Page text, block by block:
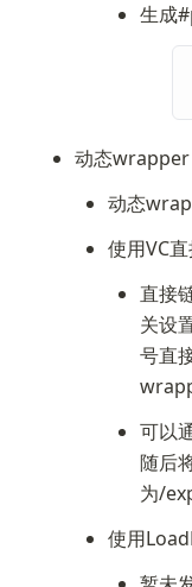
生成
动态wrapper
动态
使用VC
直接
关设
号直
可以
随后
为/
使用